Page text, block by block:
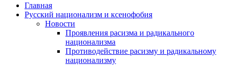
Главная
Русский национализм и ксенофобия
Новости
Проявления расизма и радикального
национализма
Противодействие расизму и радикальному
национализму